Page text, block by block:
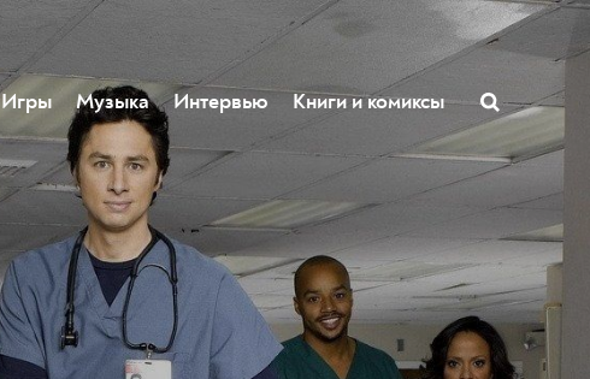
Игры Музыка Интервью Книги и комиксы